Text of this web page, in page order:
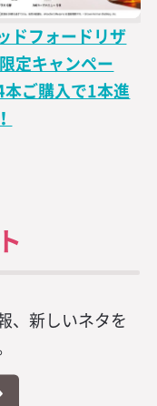
ドフォードリザ
定キャンペー
本ご購入で1本進
、新しいネタを